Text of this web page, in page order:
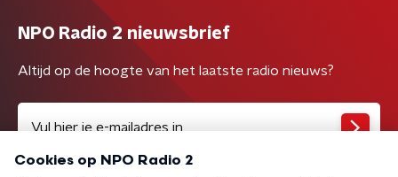
NPO Radio 2 nieuwsbrief
Altijd op de hoogte van het laatste radio nieuws?